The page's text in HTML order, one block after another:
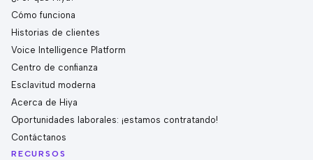
Cómo funciona
Historias de clientes
Voice Intelligence Platform
Centro de confianza
Esclavitud moderna
Acerca de Hiya
Oportunidades laborales: ¡estamos contratando!
Contáctanos
RECURSOS